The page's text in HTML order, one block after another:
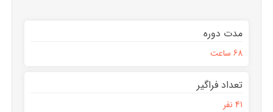
مدت دوره
68 ساعت
تعداد فراگیر
41 نفر